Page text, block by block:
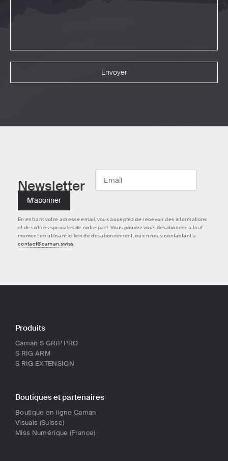
Newsletter
En entrant votre adresse email, vous acceptez de recevoir des informations
et des offres spéciales de notre part. Vous pouvez vous désabonner à tout
moment en utilisant le lien de désabonnement, ou en nous contactant à
contact@caman.swiss.
Produits
Caman S GRIP PRO
S RIG ARM
S RIG EXTENSION
Boutiques et partenaires
Boutique en ligne Caman
Visuals (Suisse)
Miss Numérique (France)